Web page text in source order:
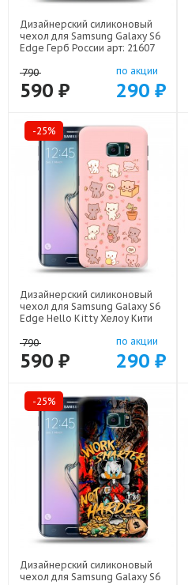
Дизайнерский силиконовый
чехол для Samsung Galaxy S6
Edge Герб России арт: 21607
790
590 ₽
по акции
290 ₽
-25%
Дизайнерский силиконовый
чехол для Samsung Galaxy S6
Edge Hello Kitty Хелоу Кити
790
590 ₽
по акции
290 ₽
-25%
Дизайнерский силиконовый
чехол для Samsung Galaxy S6